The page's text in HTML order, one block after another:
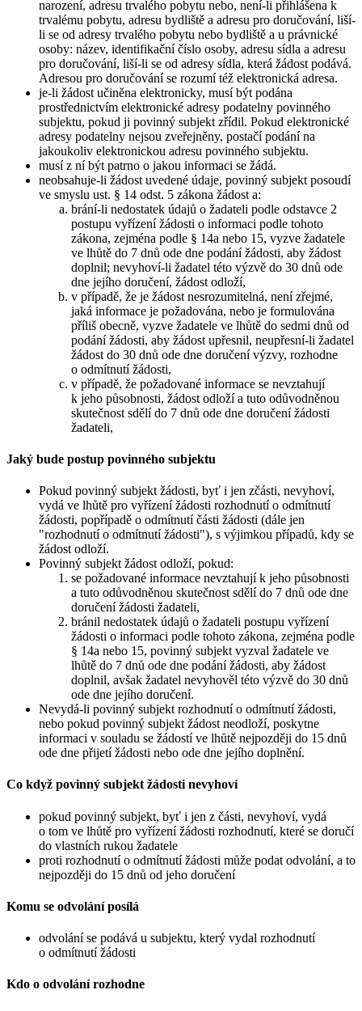
narození, adresu trvalého pobytu nebo, není-li přihlášena k
trvalému pobytu, adresu bydliště a adresu pro doručování, liší-
li se od adresy trvalého pobytu nebo bydliště a u právnické
osoby: název, identifikační číslo osoby, adresu sídla a adresu
pro doručování, liší-li se od adresy sídla, která žádost podává.
Adresou pro doručování se rozumí též elektronická adresa.
je-li žádost učiněna elektronicky, musí být podána
prostřednictvím elektronické adresy podatelny povinného
subjektu, pokud ji povinný subjekt zřídil. Pokud elektronické
adresy podatelny nejsou zveřejněny, postačí podání na
jakoukoliv elektronickou adresu povinného subjektu.
musí z ní být patrno o jakou informaci se žádá.
neobsahuje-li žádost uvedené údaje, povinný subjekt posoudí
ve smyslu ust. § 14 odst. 5 zákona žádost a:
brání-li nedostatek údajů o žadateli podle odstavce 2
postupu vyřízení žádosti o informaci podle tohoto
zákona, zejména podle § 14a nebo 15, vyzve žadatele
ve lhůtě do 7 dnů ode dne podání žádosti, aby žádost
doplnil; nevyhoví-li žadatel této výzvě do 30 dnů ode
dne jejího doručení, žádost odloží,
v případě, že je žádost nesrozumitelná, není zřejmé,
jaká informace je požadována, nebo je formulována
příliš obecně, vyzve žadatele ve lhůtě do sedmi dnů od
podání žádosti, aby žádost upřesnil, neupřesní-li žadatel
žádost do 30 dnů ode dne doručení výzvy, rozhodne
o odmítnutí žádosti,
v případě, že požadované informace se nevztahují
k jeho působnosti, žádost odloží a tuto odůvodněnou
skutečnost sdělí do 7 dnů ode dne doručení žádosti
žadateli,
Jaký bude postup povinného subjektu
Pokud povinný subjekt žádosti, byť i jen zčásti, nevyhoví,
vydá ve lhůtě pro vyřízení žádosti rozhodnutí o odmítnutí
žádosti, popřípadě o odmítnutí části žádosti (dále jen
"rozhodnutí o odmítnutí žádosti"), s výjimkou případů, kdy se
žádost odloží.
Povinný subjekt žádost odloží, pokud:
se požadované informace nevztahují k jeho působnosti
a tuto odůvodněnou skutečnost sdělí do 7 dnů ode dne
doručení žádosti žadateli,
bránil nedostatek údajů o žadateli postupu vyřízení
žádosti o informaci podle tohoto zákona, zejména podle
§ 14a nebo 15, povinný subjekt vyzval žadatele ve
lhůtě do 7 dnů ode dne podání žádosti, aby žádost
doplnil, avšak žadatel nevyhověl této výzvě do 30 dnů
ode dne jejího doručení.
Nevydá-li povinný subjekt rozhodnutí o odmítnutí žádosti,
nebo pokud povinný subjekt žádost neodloží, poskytne
informaci v souladu se žádostí ve lhůtě nejpozději do 15 dnů
ode dne přijetí žádosti nebo ode dne jejího doplnění.
Co když povinný subjekt žádosti nevyhoví
pokud povinný subjekt, byť i jen z části, nevyhoví, vydá
o tom ve lhůtě pro vyřízení žádosti rozhodnutí, které se doručí
do vlastních rukou žadatele
proti rozhodnutí o odmítnutí žádosti může podat odvolání, a to
nejpozději do 15 dnů od jeho doručení
Komu se odvolání posílá
odvolání se podává u subjektu, který vydal rozhodnutí
o odmítnutí žádosti
Kdo o odvolání rozhodne